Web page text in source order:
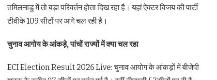
तमिलनाडु में तो बड़ा परिवर्तन होता दिख रहा है। यहां ऐक्टर विजय की पार्टी
टीवीके 109 सीटों पर आगे चल रही है।
चुनाव आगोय के आंकड़े, पांचों राज्यों में क्या चल रहा
ECI Election Result 2026 Live: चुनाव आयोग के आंकड़ों में बीजेपी